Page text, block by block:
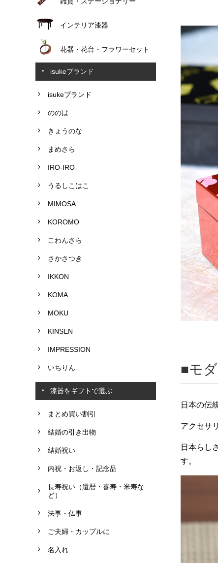
インテリア漆器
花器・花台・フラワーセット
isukeブランド
isukeブランド
ののは
きょうのな
まめさら
IRO-IRO
うるしこはこ
MIMOSA
KOROMO
こわんさら
さかさつき
IKKON
KOMA
MOKU
KINSEN
IMPRESSION
いちりん
漆器をギフトで選ぶ
まとめ買い割引
結婚の引き出物
結婚祝い
内祝・お返し・記念品
長寿祝い（還暦・喜寿・米寿な
ど）
法事・仏事
ご夫婦・カップルに
名入れ
モ
日本の伝
アクセサ
日本らし
す。